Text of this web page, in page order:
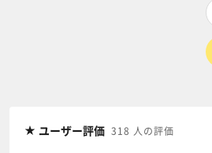
ユーザー評価 318 人の評価